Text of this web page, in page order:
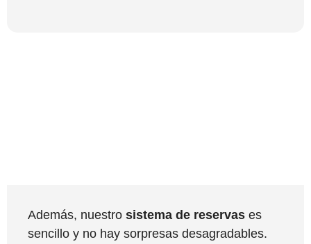
Además, nuestro sistema de reservas es
sencillo y no hay sorpresas desagradables.